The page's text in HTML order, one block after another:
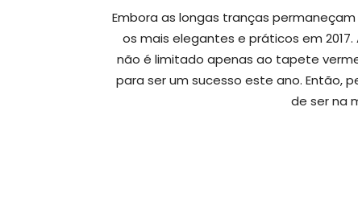
Embora as longas tranças
os mais elegantes e práticos em
não é limitado apenas ao tapete
para ser um sucesso este ano. Então,
de ser na